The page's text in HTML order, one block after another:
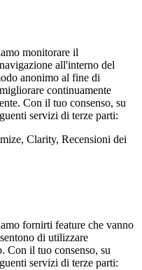
monitorare il
all'interno del
anonimo al fine di
continuamente
Con il tuo consenso, su
servizi di terze parti:
Clarity, Recensioni dei
fornirti feature che vanno
di utilizzare
Con il tuo consenso, su
servizi di terze parti: